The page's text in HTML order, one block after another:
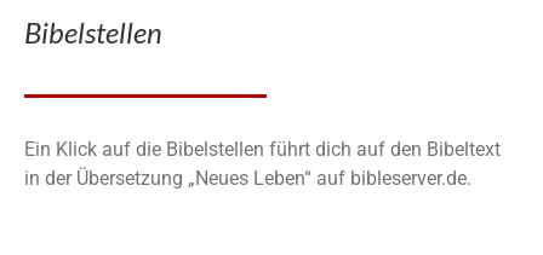
Bibelstellen
Ein Klick auf die Bibelstellen führt dich auf den Bibeltext
in der Übersetzung „Neues Leben“ auf bibleserver.de.